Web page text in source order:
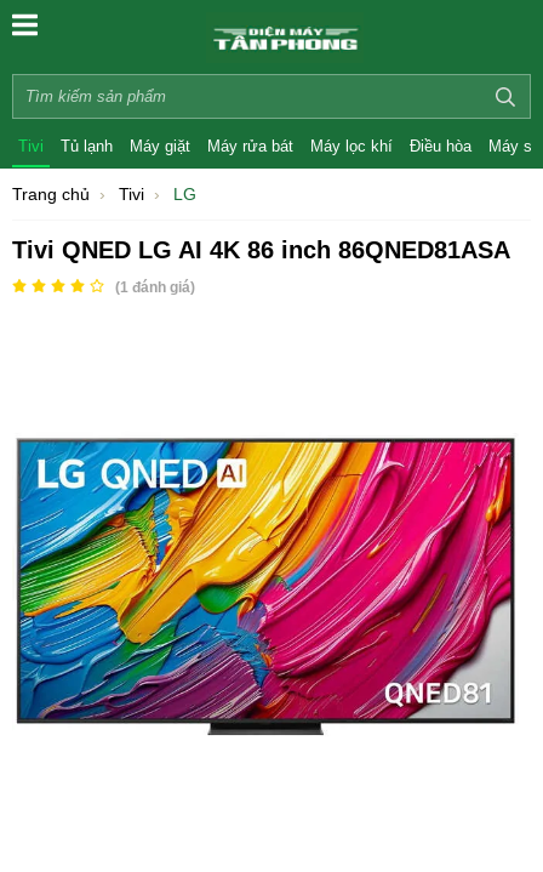
Tivi Tủ lạnh Máy giặt Máy rửa bát Máy lọc khí Điều hòa Máy
Trang chủ Tivi LG
Tivi QNED LG AI 4K 86 inch 86QNED81ASA
(1 đánh giá)